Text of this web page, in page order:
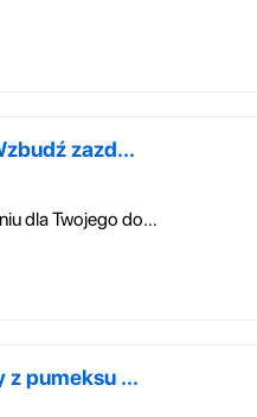
zazd...
(Przewodnik po jedynym słusznym rozwiązaniu dla Twojego domu) ROZDZIAŁ ...
z pumeksu ...